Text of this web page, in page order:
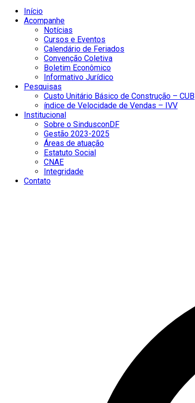
Início
Acompanhe
Notícias
Cursos e Eventos
Calendário de Feriados
Convenção Coletiva
Boletim Econômico
Informativo Jurídico
Pesquisas
Custo Unitário Básico de Construção – CUB
índice de Velocidade de Vendas – IVV
Institucional
Sobre o SindusconDF
Gestão 2023-2025
Áreas de atuação
Estatuto Social
CNAE
Integridade
Contato